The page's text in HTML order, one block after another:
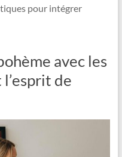
pour intégrer
avec les
de